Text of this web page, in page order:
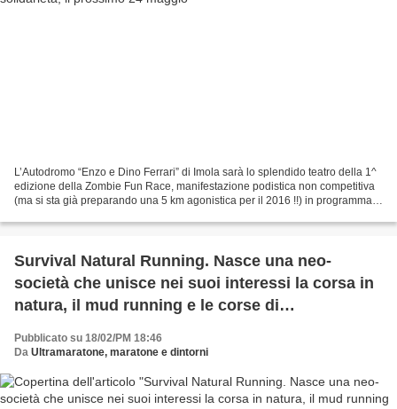
L’Autodromo “Enzo e Dino Ferrari” di Imola sarà lo splendido teatro della 1^
edizione della Zombie Fun Race, manifestazione podistica non competitiva
(ma si sta già preparando una 5 km agonistica per il 2016 !!) in programma
Survival Natural Running. Nasce una neo-
società che unisce nei suoi interessi la corsa in
natura, il mud running e le corse di
Pubblicato su 18/02/PM 18:46
Da Ultramaratone, maratone e dintorni